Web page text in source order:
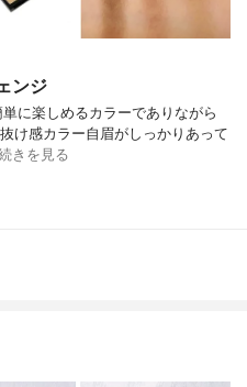
ンジ
に楽しめるカラーでありながら
け感カラー自眉がしっかりあって
きを見る